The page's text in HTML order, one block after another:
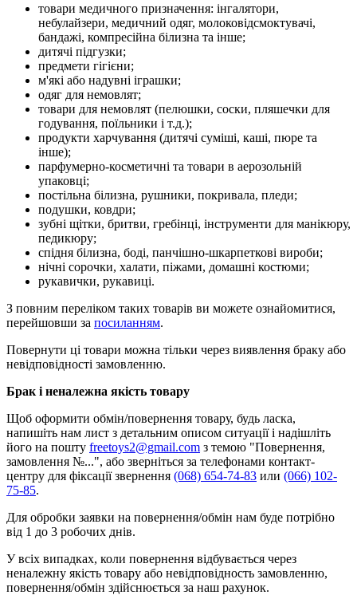
товари медичного призначення: інгалятори,
небулайзери, медичний одяг, молоковідсмоктувачі,
бандажі, компресійна білизна та інше;
дитячі підгузки;
предмети гігієни;
м'які або надувні іграшки;
одяг для немовлят;
товари для немовлят (пелюшки, соски, пляшечки для
годування, поїльники і т.д.);
продукти харчування (дитячі суміші, каші, пюре та
інше);
парфумерно-косметичні та товари в аерозольній
упаковці;
постільна білизна, рушники, покривала, пледи;
подушки, ковдри;
зубні щітки, бритви, гребінці, інструменти для манікюру,
педикюру;
спідня білизна, боді, панчішно-шкарпеткові вироби;
нічні сорочки, халати, піжами, домашні костюми;
рукавички, рукавиці.
З повним переліком таких товарів ви можете ознайомитися,
перейшовши за посиланням.
Повернути ці товари можна тільки через виявлення браку або
невідповідності замовленню.
Брак і неналежна якість товару
Щоб оформити обмін/повернення товару, будь ласка,
напишіть нам лист з детальним описом ситуації і надішліть
його на пошту freetoys2@gmail.com з темою "Повернення,
замовлення №...", або зверніться за телефонами контакт-
центру для фіксації звернення (068) 654-74-83 или (066) 102-
75-85.
Для обробки заявки на повернення/обмін нам буде потрібно
від 1 до 3 робочих днів.
У всіх випадках, коли повернення відбувається через
неналежну якість товару або невідповідность замовленню,
повернення/обмін здійснюється за наш рахунок.